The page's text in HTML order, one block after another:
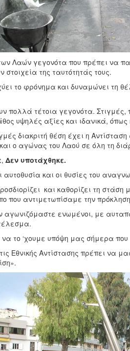
Λαών γεγονότα που πρέπει να
στοιχεία της ταυτότητάς τους.
το φρόνημα και δυναμώνει τη
πολλά τέτοια γεγονότα.
υψηλές αξίες και ιδανικά, όπως
διακριτή θέση έχει η
ο αγώνας του Λαού σε όλη τη
, Δεν υποτάχθηκε.
και οι θυσίες του
και καθορίζει τη
που αντιμετωπίσαμε την
ενωμένοι, με
να το ‘χουμε υπόψη μας σήμερα
Εθνικής Αντίστασης πρέπει να